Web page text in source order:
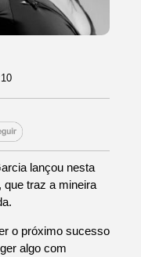
lançou nesta
que traz a mineira
o próximo sucesso
algo com